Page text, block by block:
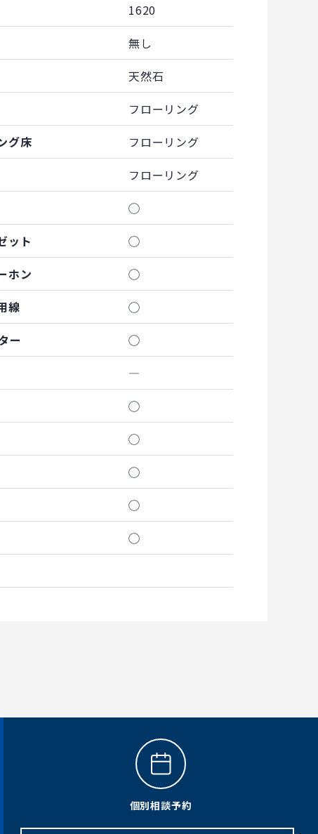
1620
無し
天然石
フローリング
グ床
フローリング
フローリング
◯
ット
◯
ホン
◯
線
◯
ー
◯
―
◯
◯
◯
◯
◯
個別相談予約